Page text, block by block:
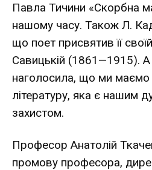
Павла Тичини «Скорбна
нашому часу. Також Л.
що поет присвятив її
Савицькій (1861—1915).
наголосила, що ми маємо
літературу, яка є нашим
захистом.
Професор Анатолій
промову професора,